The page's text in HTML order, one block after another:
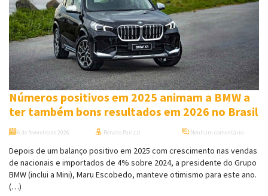
Números positivos em 2025 animam a BMW a
ter também bons resultados em 2026 no Brasil
6 de fevereiro de 2026 Renato Parizzi Nenhum comentário
Depois de um balanço positivo em 2025 com crescimento nas vendas
de nacionais e importados de 4% sobre 2024, a presidente do Grupo
BMW (inclui a Mini), Maru Escobedo, manteve otimismo para este ano.
(…)